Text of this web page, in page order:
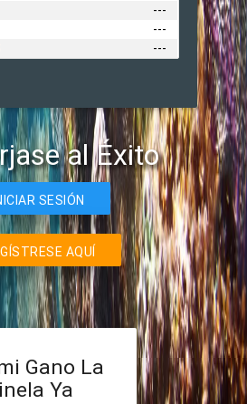
---
---
---
al Éxito
SESIÓN
AQUÍ
Gano La
Ya